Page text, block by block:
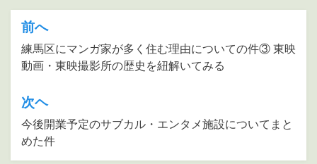
投
稿
ナ
ビ
ゲ
ー
シ
前へ
練馬区にマンガ家が多く住む理由についての件③ 東映
動画・東映撮影所の歴史を紐解いてみる
次ヘ
今後開業予定のサブカル・エンタメ施設についてまと
めた件